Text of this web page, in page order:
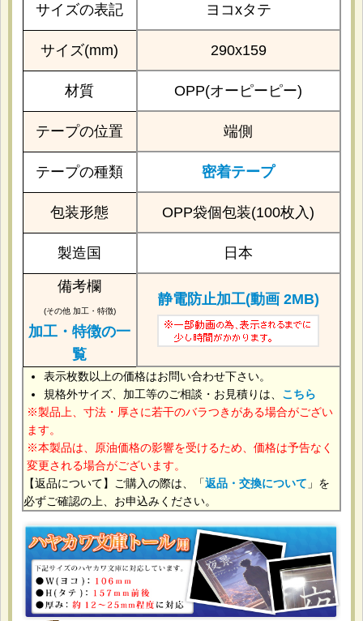
サイズの表記 ヨコxタテ
サイズ(mm) 290x159
材質 OPP(オーピーピー)
テープの位置 端側
テープの種類 密着テープ
包装形態 OPP袋個包装(100枚入)
製造国 日本
備考欄
(その他 加工・特徴)
加工・特徴の一
覧
静電防止加工(動画 2MB)
表示枚数以上の価格はお問い合わせ下さい。
規格外サイズ、加工等のご相談・お見積りは、 こちら
製品上、寸法・厚さに若干のバラつきがある場合がござい
ます。
本製品は、原油価格の影響を受けるため、価格は予告なく
変更される場合がございます。
【返品について】ご購入の際は、「返品・交換について 」を
必ずご確認の上、お申込みください。